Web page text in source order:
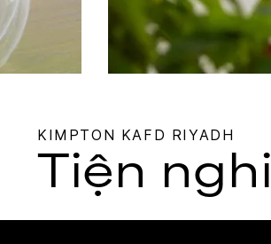
KIMPTON KAFD RIYADH
Tiện nghi